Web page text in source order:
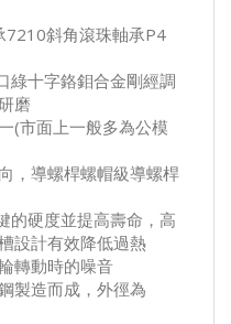
斜角滾珠軸承P4
綠十字鉻鉬合金剛經調
磨
(市面上一般多為公模
，導螺桿螺帽級導螺桿
的硬度並提高壽命，高
設計有效降低過熱
轉動時的噪音
製造而成，外徑為